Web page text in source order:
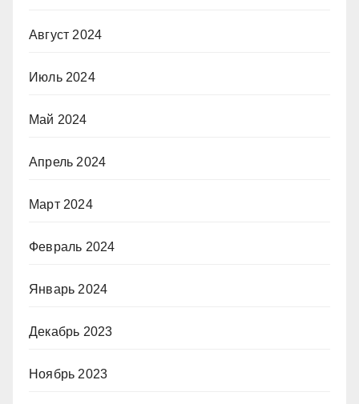
Август 2024
Июль 2024
Май 2024
Апрель 2024
Март 2024
Февраль 2024
Январь 2024
Декабрь 2023
Ноябрь 2023